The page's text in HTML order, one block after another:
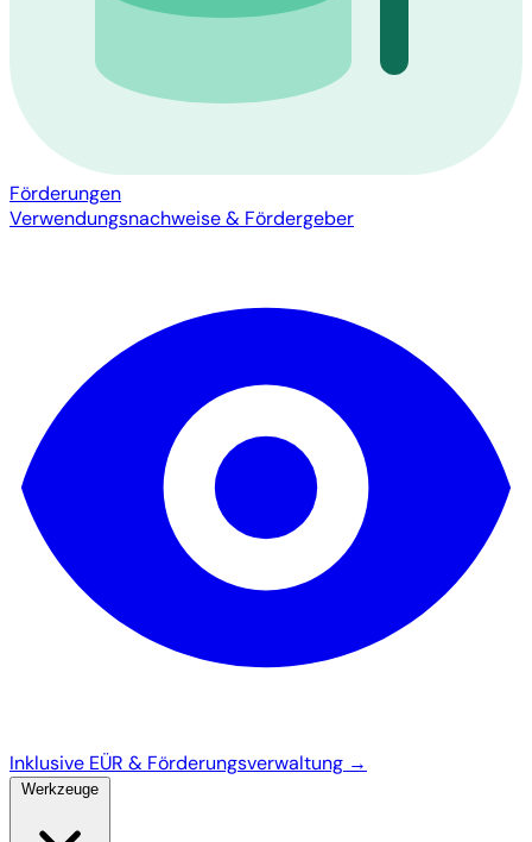
Förderungen
Verwendungsnachweise & Fördergeber
Inklusive EÜR & Förderungsverwaltung →
Werkzeuge